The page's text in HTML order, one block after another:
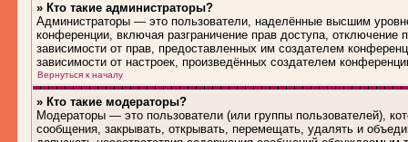
» Кто такие администраторы?
Администраторы — это пользователи, наделённые высшим
конференции, включая разграничение прав доступа, отключение
зависимости от прав, предоставленных им создателем
зависимости от настроек, произведённых создателем
Вернуться к началу
» Кто такие модераторы?
Модераторы — это пользователи (или группы пользователей),
сообщения, закрывать, открывать, перемещать, удалять и